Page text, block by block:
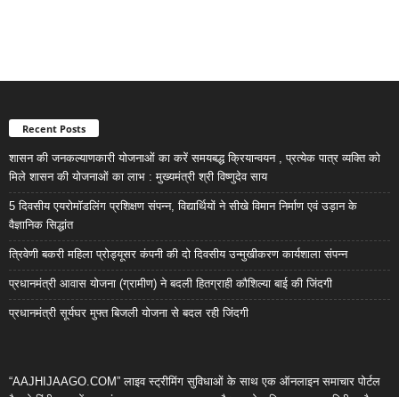
Recent Posts
शासन की जनकल्याणकारी योजनाओं का करें समयबद्ध क्रियान्वयन , प्रत्येक पात्र व्यक्ति को
मिले शासन की योजनाओं का लाभ : मुख्यमंत्री श्री विष्णुदेव साय
5 दिवसीय एयरोमॉडलिंग प्रशिक्षण संपन्न, विद्यार्थियों ने सीखे विमान निर्माण एवं उड़ान के
वैज्ञानिक सिद्धांत
त्रिवेणी बकरी महिला प्रोड्यूसर कंपनी की दो दिवसीय उन्मुखीकरण कार्यशाला संपन्न
प्रधानमंत्री आवास योजना (ग्रामीण) ने बदली हितग्राही कौशिल्या बाई की जिंदगी
प्रधानमंत्री सूर्यघर मुफ्त बिजली योजना से बदल रही जिंदगी
“AAJHIJAAGO.COM” लाइव स्ट्रीमिंग सुविधाओं के साथ एक ऑनलाइन समाचार पोर्टल